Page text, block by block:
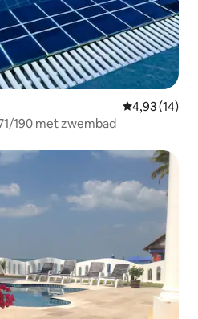
Gemiddelde
4,93 (14)
190 met zwembad